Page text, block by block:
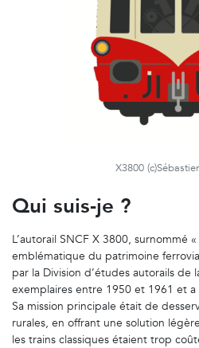
X3800
Qui suis-je ?
L’autorail SNCF X 3800, surnommé
emblématique du patrimoine
par la Division d’études autorails de
exemplaires entre 1950 et 1961 et a
Sa mission principale était de
rurales, en offrant une solution
les trains classiques étaient trop